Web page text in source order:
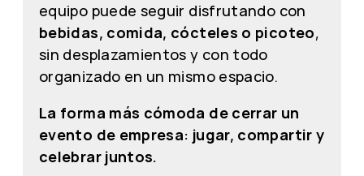
equipo puede seguir disfrutando con
bebidas, comida, cócteles o picoteo,
sin desplazamientos y con todo
organizado en un mismo espacio.
La forma más cómoda de cerrar un
evento de empresa: jugar, compartir y
celebrar juntos.